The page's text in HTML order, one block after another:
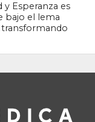
y Esperanza es
bajo el lema
transformando